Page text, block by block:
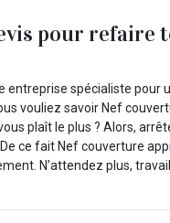
pour refaire
spécialiste pour
vouliez savoir Nef
plaît le plus ? Alors,
ce fait Nef couverture
N’attendez plus,